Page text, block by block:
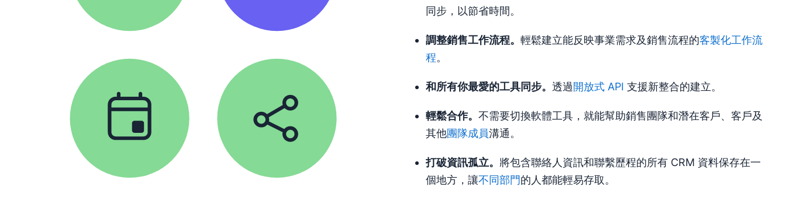
同步，以節省時間。
調整銷售工作流程。 輕鬆建立能反映事業需求及銷售流程的客製化工作流
程。
和所有你最愛的工具同步。 透過開放式 API 支援新整合的建立。
輕鬆合作。 不需要切換軟體工具，就能幫助銷售團隊和潛在客戶、客戶及
其他團隊成員溝通。
打破資訊孤立。 將包含聯絡人資訊和聯繫歷程的所有 CRM 資料保存在一
個地方，讓不同部門的人都能輕易存取。